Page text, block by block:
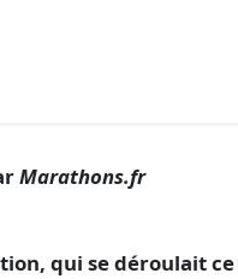
Marathons.fr
qui se déroulait